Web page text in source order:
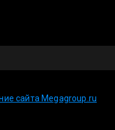
сайта Megagroup.ru